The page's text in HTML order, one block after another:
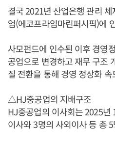
결국 2021년 산업은행 관리
엄(에코프라임마린퍼시픽)에
사모펀드에 인수된 이후 경영
공업으로 변경하고 재무 구조
질 전환을 통해 경영 정상화
△HJ중공업의 지배구조
HJ중공업의 이사회는 2025년
이사와 3명의 사외이사 등 총